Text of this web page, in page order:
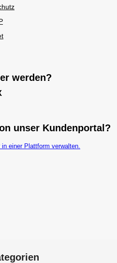
werden?
unser Kundenportal?
einer Plattform verwalten.